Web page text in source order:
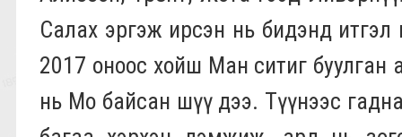
Салах эргэж ирсэн нь бидэнд итгэл
2017 оноос хойш Ман ситиг буулган
нь Мо байсан шүү дээ. Түүнээс